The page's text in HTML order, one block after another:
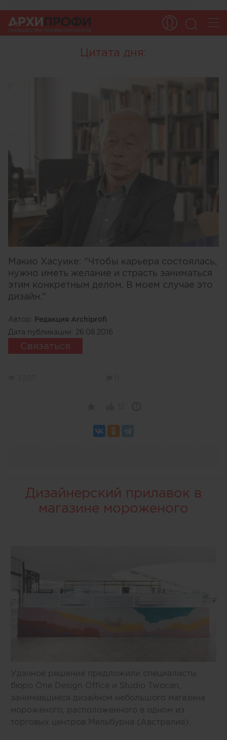
Цитата дня:
Макио Хасуике: "Чтобы карьера состоялась,
нужно иметь желание и страсть заниматься
этим конкретным делом. В моем случае это
дизайн."
Автор: Редакция Archiprofi
Дата публикации: 26.08.2016
Связаться
Дизайнерский прилавок в
магазине мороженого
Удачное решение предложили специалисты
бюро One Design Office и Studio Twocan,
занимавшиеся дизайном небольшого магазина
мороженого, расположенного в одном из
торговых центров Мельбурна (Австралия).